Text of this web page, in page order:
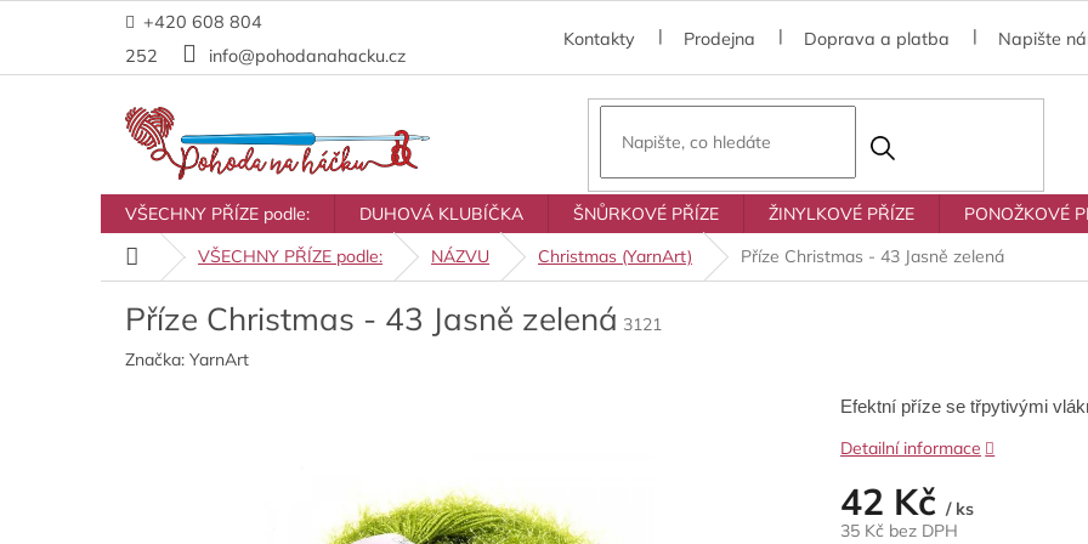
+420 608 804
252
info@pohodanahacku.cz
Kontakty Prodejna Doprava a platba Napište
VŠECHNY PŘÍZE podle: DUHOVÁ KLUBÍČKA ŠNŮRKOVÉ PŘÍZE ŽINYLKOVÉ PŘÍZE PONOŽKOVÉ
Domů VŠECHNY PŘÍZE podle: NÁZVU Christmas (YarnArt) Příze Christmas - 43 Jasně zelená
Příze Christmas - 43 Jasně zelená 3121
Značka: YarnArt
42 Kč / ks
35 Kč bez DPH
Efektní příze se třpytivými
Detailní informace